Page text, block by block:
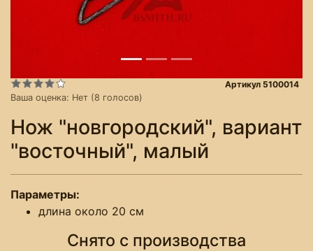
Ваша оценка: Нет (8 голосов)
Артикул 5100014
Нож "новгородский", вариант
"восточный", малый
Параметры:
длина около 20 см
Снято с производства